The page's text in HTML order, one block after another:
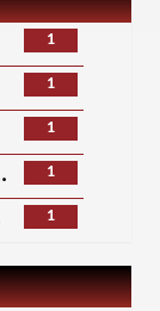
1
1
1
1
1